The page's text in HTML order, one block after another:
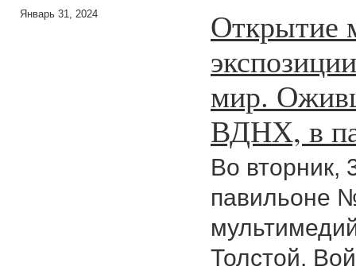
Январь 31, 2024
Открытие
мир.
ВДНХ, в
Во вторник,
павильоне
Толстой.